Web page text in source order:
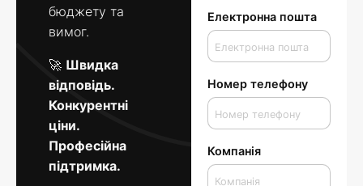
бюджету та
вимог.
🚀 Швидка
відповідь.
Конкурентні
ціни.
Професійна
підтримка.
Електронна пошта
Номер телефону
Компанія